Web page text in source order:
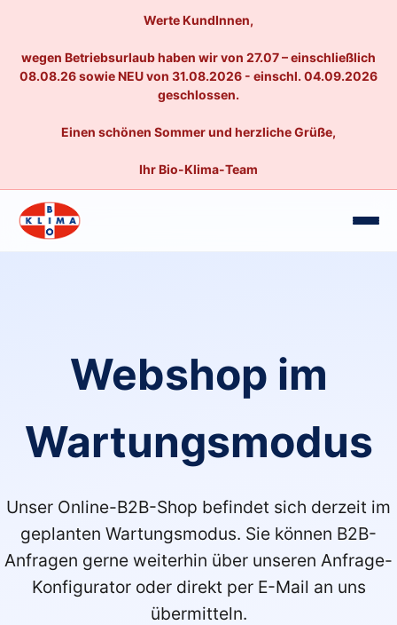
Werte KundInnen,
wegen Betriebsurlaub haben wir von 27.07 – einschließlich
08.08.26 sowie NEU von 31.08.2026 - einschl. 04.09.2026
geschlossen.
Einen schönen Sommer und herzliche Grüße,
Ihr Bio-Klima-Team
Webshop im
Wartungsmodus
Unser Online-B2B-Shop befindet sich derzeit im
geplanten Wartungsmodus. Sie können B2B-
Anfragen gerne weiterhin über unseren Anfrage-
Konfigurator oder direkt per E-Mail an uns
übermitteln.